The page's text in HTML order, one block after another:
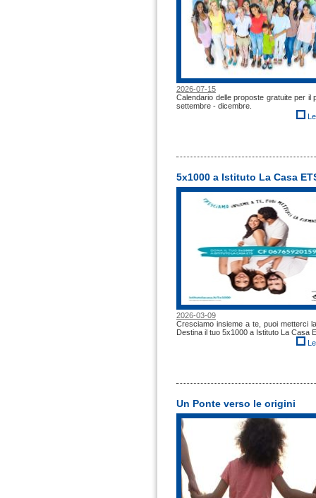
2026-07-15
Calendario delle proposte gratuite per il
settembre - dicembre.
5x1000 a Istituto La Casa
2026-03-09
Cresciamo insieme a te, puoi metterci
Destina il tuo 5x1000 a Istituto La Casa
Un Ponte verso le origini